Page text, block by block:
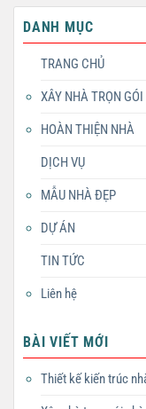
DANH MỤC
TRANG CHỦ
XÂY NHÀ TRỌN GÓI
HOÀN THIỆN NHÀ
DỊCH VỤ
MẪU NHÀ ĐẸP
DỰ ÁN
TIN TỨC
Liên hệ
BÀI VIẾT MỚI
Thiết kế kiến trúc